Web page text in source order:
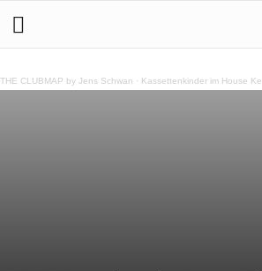
THE CLUBMAP by Jens Schwan · Kassettenkinder im House